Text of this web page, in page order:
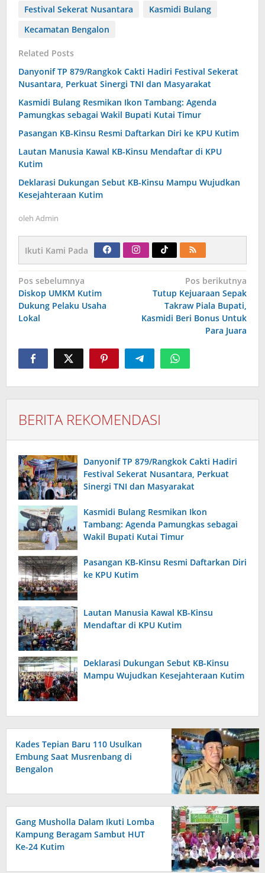
Festival Sekerat Nusantara
Kasmidi Bulang
Kecamatan Bengalon
Related Posts
Danyonif TP 879/Rangkok Cakti Hadiri Festival Sekerat
Nusantara, Perkuat Sinergi TNI dan Masyarakat
Kasmidi Bulang Resmikan Ikon Tambang: Agenda
Pamungkas sebagai Wakil Bupati Kutai Timur
Pasangan KB-Kinsu Resmi Daftarkan Diri ke KPU Kutim
Lautan Manusia Kawal KB-Kinsu Mendaftar di KPU
Kutim
Deklarasi Dukungan Sebut KB-Kinsu Mampu Wujudkan
Kesejahteraan Kutim
oleh Admin
Ikuti Kami Pada
Navigasi
pos
Pos sebelumnya
Diskop UMKM Kutim
Dukung Pelaku Usaha
Lokal
Pos berikutnya
Tutup Kejuaraan Sepak
Takraw Piala Bupati,
Kasmidi Beri Bonus Untuk
Para Juara
BERITA REKOMENDASI
Danyonif TP 879/Rangkok Cakti Hadiri
Festival Sekerat Nusantara, Perkuat
Sinergi TNI dan Masyarakat
Kasmidi Bulang Resmikan Ikon
Tambang: Agenda Pamungkas sebagai
Wakil Bupati Kutai Timur
Pasangan KB-Kinsu Resmi Daftarkan Diri
ke KPU Kutim
Lautan Manusia Kawal KB-Kinsu
Mendaftar di KPU Kutim
Deklarasi Dukungan Sebut KB-Kinsu
Mampu Wujudkan Kesejahteraan Kutim
Kades Tepian Baru 110 Usulkan
Embung Saat Musrenbang di
Bengalon
Gang Musholla Dalam Ikuti Lomba
Kampung Beragam Sambut HUT
Ke-24 Kutim